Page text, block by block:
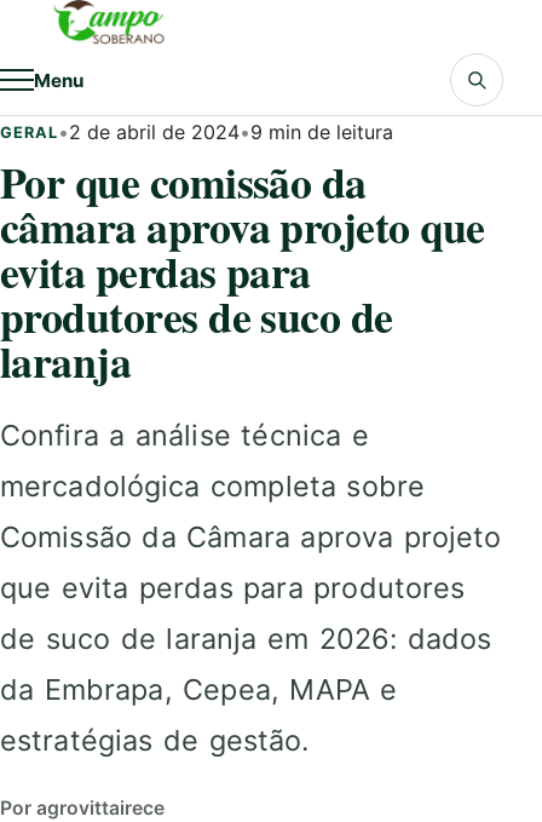
Pular para o conteúdo
Menu
GERAL •2 de abril de 2024•9 min de leitura
Por que comissão da
câmara aprova projeto que
evita perdas para
produtores de suco de
laranja
Confira a análise técnica e
mercadológica completa sobre
Comissão da Câmara aprova projeto
que evita perdas para produtores
de suco de laranja em 2026: dados
da Embrapa, Cepea, MAPA e
estratégias de gestão.
Por agrovittairece